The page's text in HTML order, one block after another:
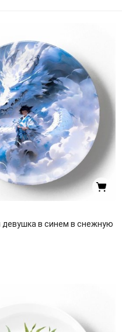
девушка в синем в снежную